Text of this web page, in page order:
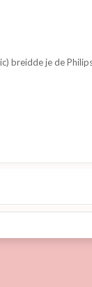
breidde je de